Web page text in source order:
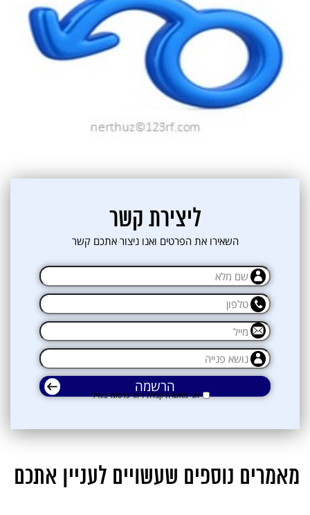
אני מאשרת קבלת דיוור פרסומי במייל
ליצירת קשר
השאירו את הפרטים ואנו ניצור אתכם קשר
אני מאשרת קבלת דיוור פרסומי במייל
מאמרים נוספים שעשויים לעניין אתכם